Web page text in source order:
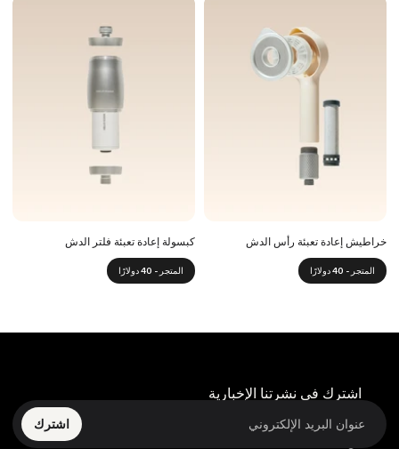
خراطيش إعادة تعبئة رأس الدش
المتجر - 40 دولارًا
كبسولة إعادة تعبئة فلتر الدش
المتجر - 40 دولارًا
اشترك في نشرتنا الإخبارية
اشترك